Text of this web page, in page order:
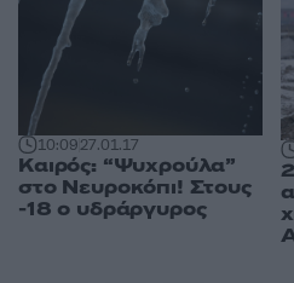
10:0927.01.17
Καιρός: “Ψυχρούλα”
στο Νευροκόπι! Στους
-18 ο υδράργυρος